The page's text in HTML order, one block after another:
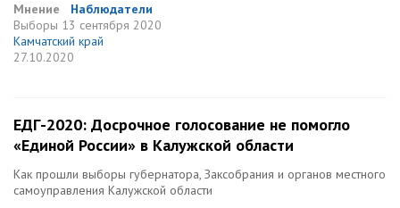
Мнение
Наблюдатели
Выборы 13 сентября 2020
Камчатский край
27.10.2020
ЕДГ-2020: Досрочное голосование не помогло
«Единой России» в Калужской области
Как прошли выборы губернатора, Заксобрания и органов местного
самоуправления Калужской области